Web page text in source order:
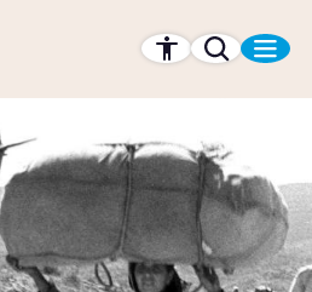
van de NPO